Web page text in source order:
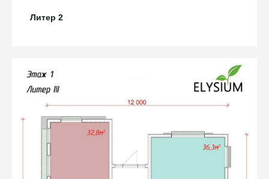
Литер 2